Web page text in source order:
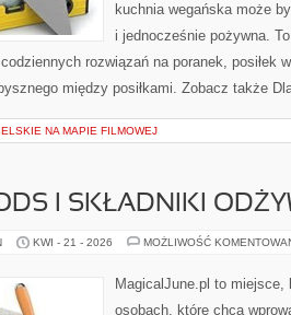
kuchnia wegańska może
i jednocześnie pożywna.
rozwiązań na poranek, posiłek
między posiłkami. Zobacz także
NA MAPIE FILMOWEJ
I SKŁADNIKI
KWI - 21 - 2026 MOŻLIWOŚĆ
MagicalJune.pl to miejsce,
osobach, które chcą